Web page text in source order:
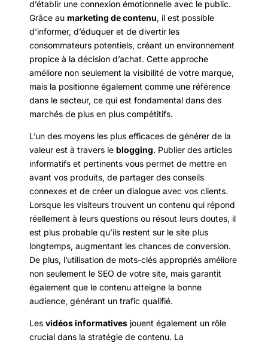
d’établir une connexion émotionnelle avec le public.
Grâce au marketing de contenu, il est possible
d’informer, d’éduquer et de divertir les
consommateurs potentiels, créant un environnement
propice à la décision d’achat. Cette approche
améliore non seulement la visibilité de votre marque,
mais la positionne également comme une référence
dans le secteur, ce qui est fondamental dans des
marchés de plus en plus compétitifs.
L’un des moyens les plus efficaces de générer de la
valeur est à travers le blogging. Publier des articles
informatifs et pertinents vous permet de mettre en
avant vos produits, de partager des conseils
connexes et de créer un dialogue avec vos clients.
Lorsque les visiteurs trouvent un contenu qui répond
réellement à leurs questions ou résout leurs doutes, il
est plus probable qu’ils restent sur le site plus
longtemps, augmentant les chances de conversion.
De plus, l’utilisation de mots-clés appropriés améliore
non seulement le SEO de votre site, mais garantit
également que le contenu atteigne la bonne
audience, générant un trafic qualifié.
Les vidéos informatives jouent également un rôle
crucial dans la stratégie de contenu. La